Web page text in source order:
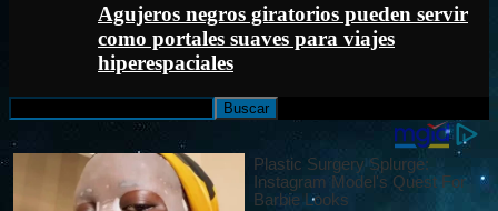
Agujeros negros giratorios pueden servir
como portales suaves para viajes
hiperespaciales